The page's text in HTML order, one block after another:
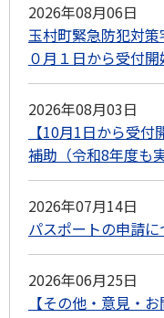
2026年08月06日
玉村町緊急防犯対
０月１日から受付開
2026年08月03日
【10月1日から受
補助（令和8年度も実
2026年07月14日
パスポートの申請に
2026年06月25日
【その他・意見・